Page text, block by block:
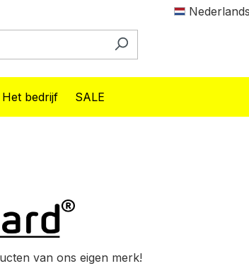
Nederlands
Het bedrijf SALE
van ons eigen merk!